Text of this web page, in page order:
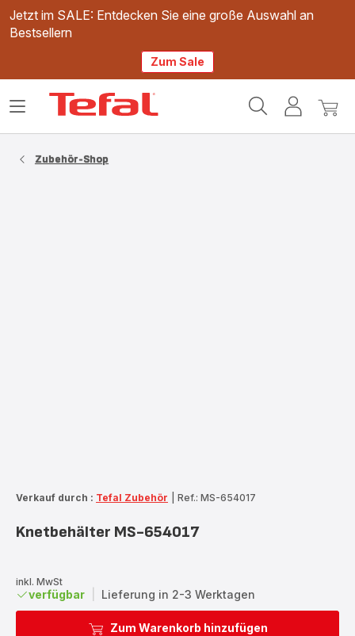
Jetzt im SALE: Entdecken Sie eine große Auswahl an
Bestsellern
Zum Sale
Mein
Mein
Das
Zubehör-Shop
Verkauf durch : Tefal Zubehör Ref.: MS-654017
Knetbehälter MS-654017
inkl. MwSt
verfügbar Lieferung in 2-3 Werktagen
Zum Warenkorb hinzufügen